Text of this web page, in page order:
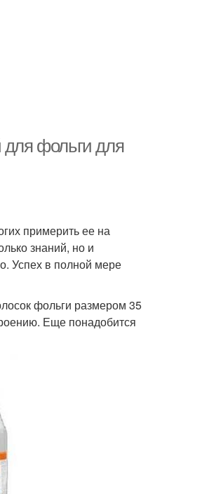
для фольги для
примерить ее на
знаний, но и
Успех в полной мере
фольги размером 35
Еще понадобится